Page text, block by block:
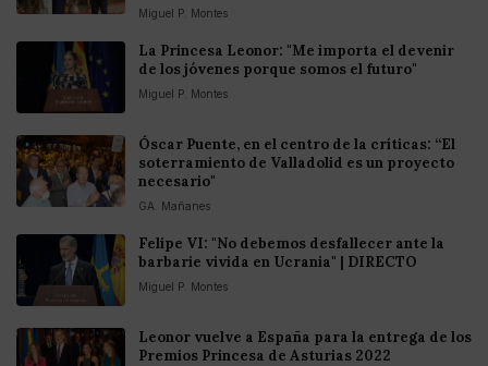
Miguel P. Montes
La Princesa Leonor: "Me importa el devenir
de los jóvenes porque somos el futuro"
Miguel P. Montes
Óscar Puente, en el centro de la críticas: “El
soterramiento de Valladolid es un proyecto
necesario"
GA. Mañanes
Felipe VI: "No debemos desfallecer ante la
barbarie vivida en Ucrania" | DIRECTO
Miguel P. Montes
Leonor vuelve a España para la entrega de los
Premios Princesa de Asturias 2022